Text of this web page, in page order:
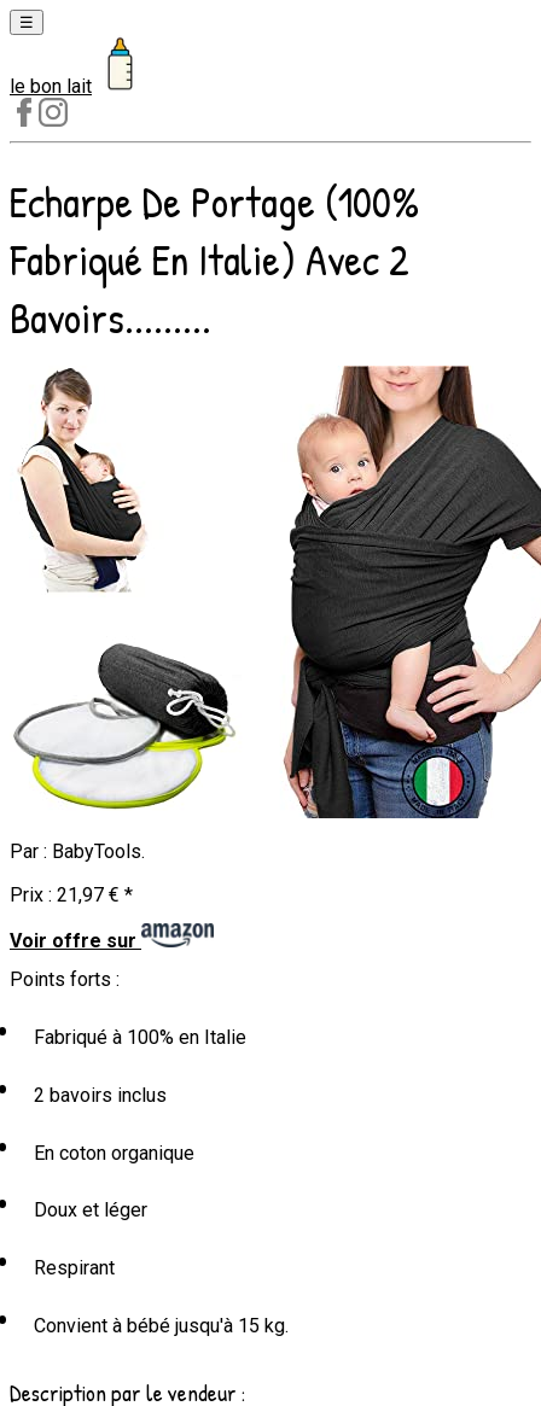
☰
Laits
1er
âge
Laits
2e
âge
Laits
de
le bon lait
Echarpe De Portage (100%
Fabriqué En Italie) Avec 2
Bavoirs.........
Par : BabyTools.
Prix : 21,97 € *
Voir offre sur
Points forts :
Fabriqué à 100% en Italie
2 bavoirs inclus
En coton organique
Doux et léger
Respirant
Convient à bébé jusqu'à 15 kg.
Description par le vendeur :